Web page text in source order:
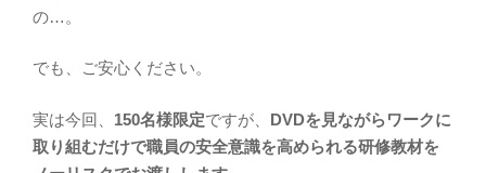
の…。
でも、ご安心ください。
実は今回、 150名様限定ですが、 DVDを見ながらワークに
取り組むだけで職員の安全意識を高められる研修教材を